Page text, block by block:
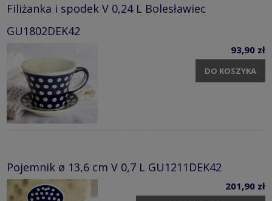
Filiżanka i spodek V 0,24 L Bolesławiec
GU1802DEK42
93,90 zł
DO KOSZYKA
Pojemnik ø 13,6 cm V 0,7 L GU1211DEK42
201,90 zł